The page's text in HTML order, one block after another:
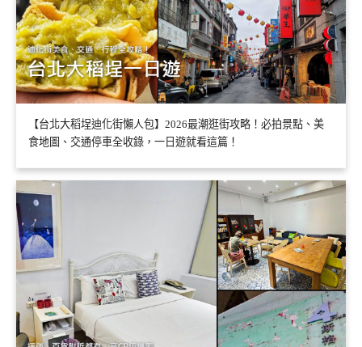
【台北大稻埕迪化街懶人包】2026最潮逛街攻略！必拍景點、美
食地圖、交通停車全收錄，一日遊就看這篇！